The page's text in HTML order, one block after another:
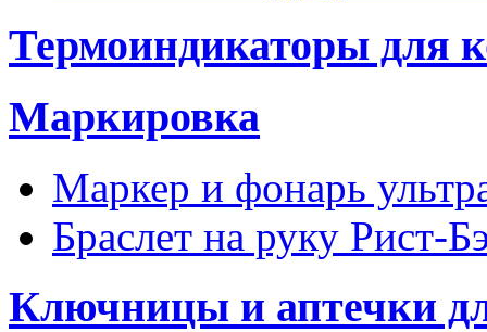
Термоиндикаторы для
Маркировка
Маркер и фонарь
Браслет на руку Рист-
Ключницы и аптечки